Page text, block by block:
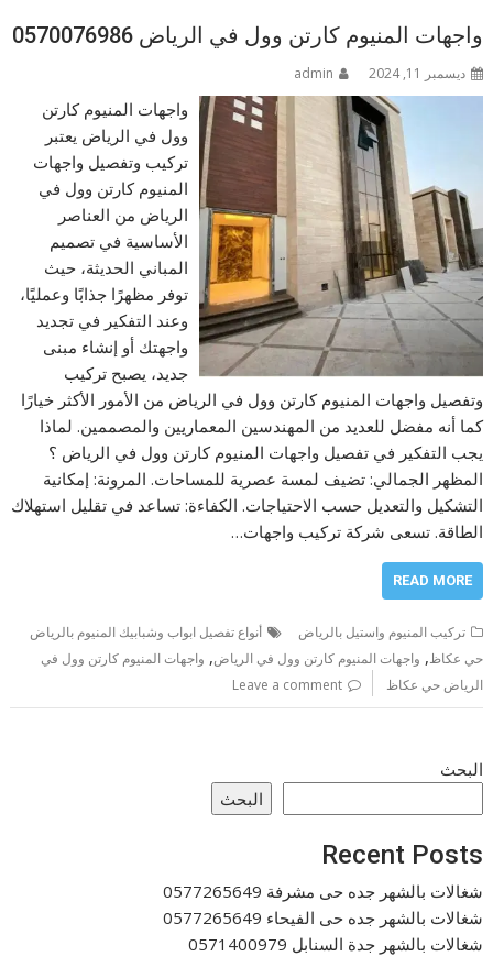
واجهات المنيوم كارتن وول في الرياض 0570076986
ديسمبر 11, 2024 admin
واجهات المنيوم كارتن
وول في الرياض يعتبر
تركيب وتفصيل واجهات
المنيوم كارتن وول في
الرياض من العناصر
الأساسية في تصميم
المباني الحديثة، حيث
توفر مظهرًا جذابًا وعمليًا،
وعند التفكير في تجديد
واجهتك أو إنشاء مبنى
جديد، يصبح تركيب
وتفصيل واجهات المنيوم كارتن وول في الرياض من الأمور الأكثر خيارًا
كما أنه مفضل للعديد من المهندسين المعماريين والمصممين. لماذا
يجب التفكير في تفصيل واجهات المنيوم كارتن وول في الرياض ؟
المظهر الجمالي: تضيف لمسة عصرية للمساحات. المرونة: إمكانية
التشكيل والتعديل حسب الاحتياجات. الكفاءة: تساعد في تقليل استهلاك
الطاقة. تسعى شركة تركيب واجهات…
READ MORE
تركيب المنيوم واستيل بالرياض
أنواع تفصيل ابواب وشبابيك المنيوم بالرياض
حي عكاظ, واجهات المنيوم كارتن وول في الرياض, واجهات المنيوم كارتن وول في
الرياض حي عكاظ
Leave a comment
البحث
البحث
Recent Posts
شغالات بالشهر جده حى مشرفة 0577265649
شغالات بالشهر جده حى الفيحاء 0577265649
شغالات بالشهر جدة السنابل 0571400979